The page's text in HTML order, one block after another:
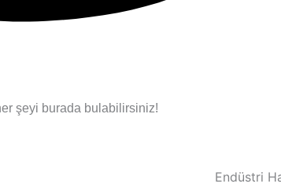
şeyi burada bulabilirsiniz!
Endüstri